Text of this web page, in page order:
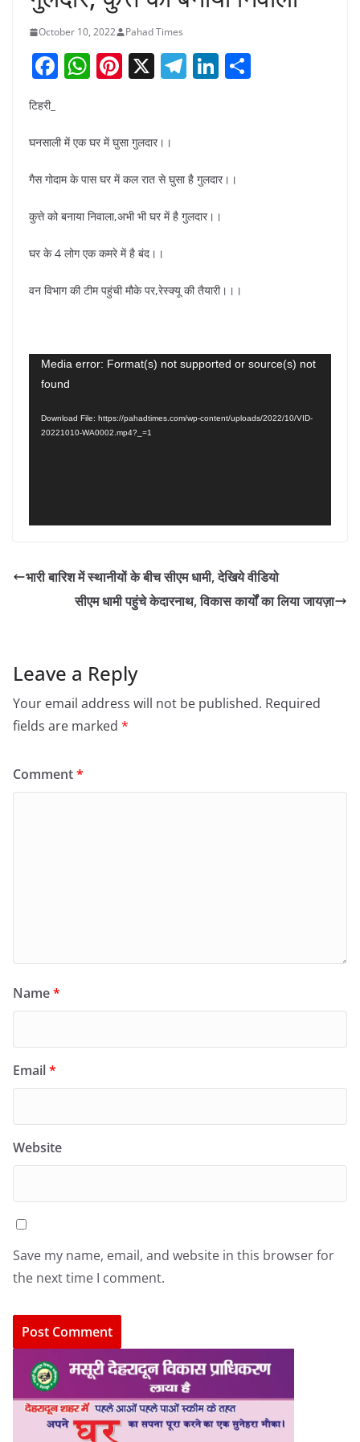
October 10, 2022 Pahad Times
F
e
b
o
o
k
W
s
A
p
p
Pi
e
st
X T
a
m
Li
dI
n
टिहरी_
घनसाली में एक घर में घुसा गुलदार।।
गैस गोदाम के पास घर में कल रात से घुसा है गुलदार।।
कुत्ते को बनाया निवाला,अभी भी घर में है गुलदार।।
घर के 4 लोग एक कमरे में है बंद।।
वन विभाग की टीम पहुंची मौके पर,रेस्क्यू की तैयारी।।।
Video
Player
Media error: Format(s) not supported or source(s) not
found
Download File: https://pahadtimes.com/wp-content/uploads/2022/10/VID-
20221010-WA0002.mp4?_=1
भारी बारिश में स्थानीयों के बीच सीएम धामी, देखिये वीडियो
सीएम धामी पहुंचे केदारनाथ, विकास कार्यों का लिया जायज़ा
Leave a Reply
Your email address will not be published. Required
fields are marked *
Comment*
Name*
Email*
Website
Save my name, email, and website in this browser for
the next time I comment.